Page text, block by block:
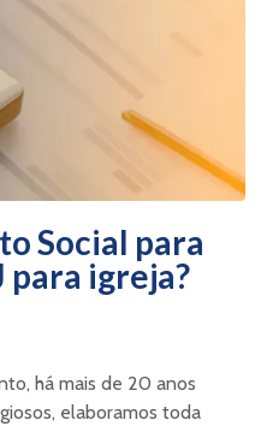
Social para
para igreja?
há mais de 20 anos
elaboramos toda